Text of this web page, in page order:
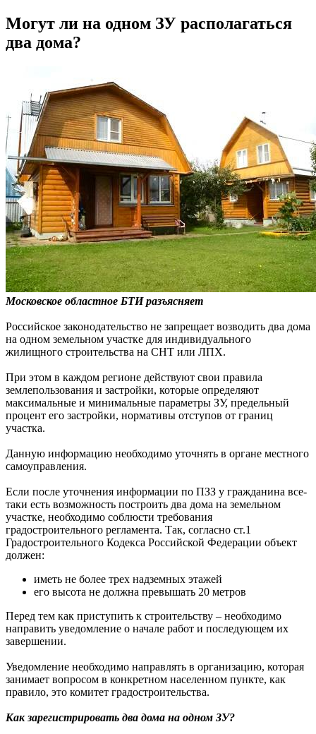
Могут ли на одном ЗУ располагаться
два дома?
Московское областное БТИ разъясняет
Российское законодательство не запрещает возводить два дома
на одном земельном участке для индивидуального
жилищного строительства на СНТ или ЛПХ.
При этом в каждом регионе действуют свои правила
землепользования и застройки, которые определяют
максимальные и минимальные параметры ЗУ, предельный
процент его застройки, нормативы отступов от границ
участка.
Данную информацию необходимо уточнять в органе местного
самоуправления.
Если после уточнения информации по ПЗЗ у гражданина все-
таки есть возможность построить два дома на земельном
участке, необходимо соблюсти требования
градостроительного регламента. Так, согласно ст.1
Градостроительного Кодекса Российской Федерации объект
должен:
иметь не более трех надземных этажей
его высота не должна превышать 20 метров
Перед тем как приступить к строительству – необходимо
направить уведомление о начале работ и последующем их
завершении.
Уведомление необходимо направлять в организацию, которая
занимает вопросом в конкретном населенном пункте, как
правило, это комитет градостроительства.
Как зарегистрировать два дома на одном ЗУ?